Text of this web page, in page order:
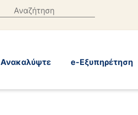
Ανακαλύψτε e-Εξυπηρέτηση